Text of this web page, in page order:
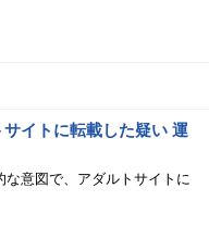
イトに転載した疑い 運
意図で、アダルトサイトに